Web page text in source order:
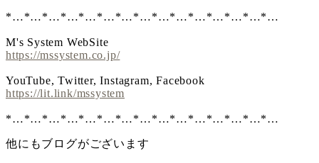
*…*…*…*…*…*…*…*…*…*…*…*…*…*…*…
M's System WebSite
https://mssystem.co.jp/
YouTube, Twitter, Instagram, Facebook
https://lit.link/mssystem
*…*…*…*…*…*…*…*…*…*…*…*…*…*…*…
他にもブログがございます